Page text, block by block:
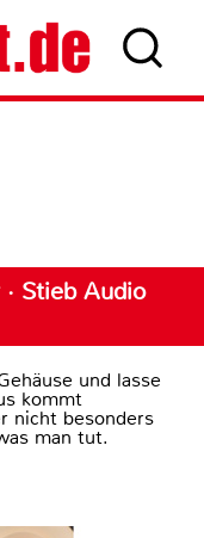
Stieb Audio
und lasse
kommt
nicht besonders
man tut.